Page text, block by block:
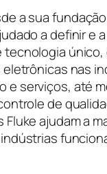
a sua
a definir e
tecnologia
nas
e serviços, até
de
Fluke ajudam a